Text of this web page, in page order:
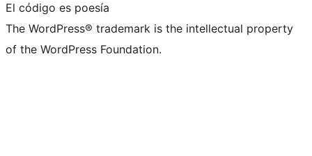
El código es poesía
The WordPress® trademark is the intellectual property
of the WordPress Foundation.